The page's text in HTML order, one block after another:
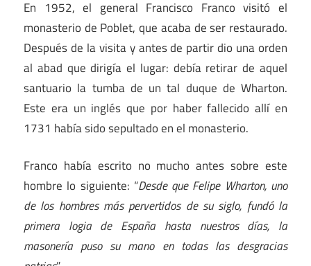
En 1952, el general Francisco Franco visitó el
monasterio de Poblet, que acaba de ser restaurado.
Después de la visita y antes de partir dio una orden
al abad que dirigía el lugar: debía retirar de aquel
santuario la tumba de un tal duque de Wharton.
Este era un inglés que por haber fallecido allí en
1731 había sido sepultado en el monasterio.
Franco había escrito no mucho antes sobre este
hombre lo siguiente: “Desde que Felipe Wharton, uno
de los hombres más pervertidos de su siglo, fundó la
primera logia de España hasta nuestros días, la
masonería puso su mano en todas las desgracias